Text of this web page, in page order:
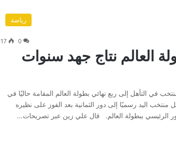
رياضة
0
17
العالم نتاج جهد سنوات
في التأهل إلى ربع نهائي بطولة العالم المقامة حاليًا في
حتى 2 فبراير المقبل. وتأهل منتخب اليد رسميًا إلى دور الثمانية بعد الفوز على نظيره